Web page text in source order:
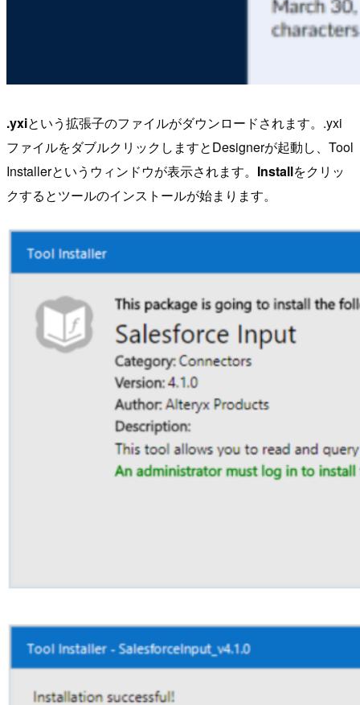
.yxiという拡張子のファイルがダウンロードされます。.yxi
ファイルをダブルクリックしますとDesignerが起動し、Tool
Installerというウィンドウが表示されます。 Installをクリッ
クするとツールのインストールが始まります。